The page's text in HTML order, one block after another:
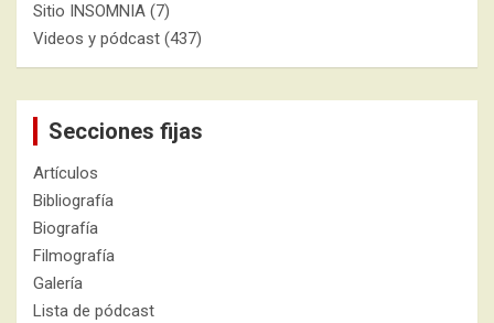
Sitio INSOMNIA (7)
Videos y pódcast (437)
Secciones fijas
Artículos
Bibliografía
Biografía
Filmografía
Galería
Lista de pódcast